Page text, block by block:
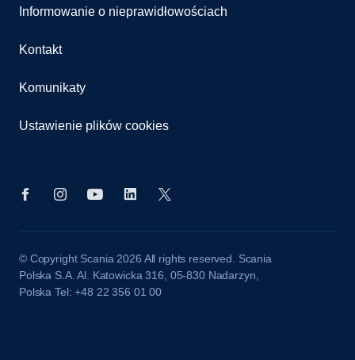
Informowanie o nieprawidłowościach
Kontakt
Komunikaty
Ustawienie plików cookies
© Copyright Scania 2026 All rights reserved. Scania
Polska S.A. Al. Katowicka 316, 05-830 Nadarzyn,
Polska Tel: +48 22 356 01 00